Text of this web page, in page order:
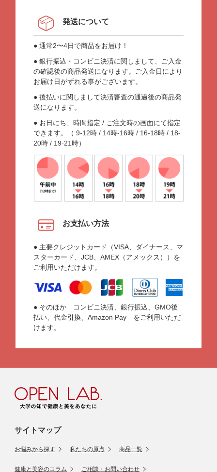
発送について
● 通常2〜4日で商品をお届け！
● 銀行振込・コンビニ決済に関しまして、ご入金
の確認後の商品発送になります。ご入金日により
お届け日がずれる事がございます。
● 後払いに関しまして決済審査の通過後の商品発
送になります。
● お日にち、時間指定 / ご注文時の画面にて指定
できます。（ 9-12時 / 14時-16時 / 16-18時 / 18-
20時 / 19-21時）
お支払い方法
● 主要クレジットカード（VISA、ダイナース、マ
スターカード、JCB、AMEX（アメックス））を
ご利用いただけます。
● そのほか コンビニ決済、銀行振込、GMO後
払い、代金引換、Amazon Pay をご利用いただ
けます。
サイトマップ
お悩みから探す 私たちの原点 商品一覧
健康と美容のコラム ご相談・お問い合わせ